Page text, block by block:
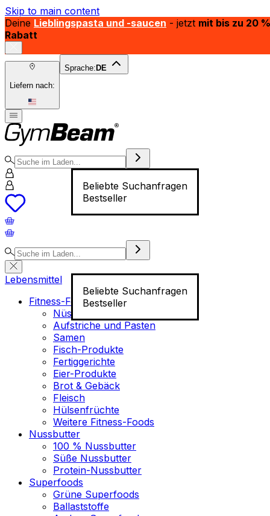
Skip to main content
Deine Lieblingspasta und -saucen - jetzt mit bis zu 20 %
Rabatt
Liefern nach:
Sprache: DE
Beliebte Suchanfragen
Bestseller
Beliebte Suchanfragen
Bestseller
Lebensmittel
Fitness-Food
Nüsse
Aufstriche und Pasten
Samen
Fisch-Produkte
Fertiggerichte
Eier-Produkte
Brot & Gebäck
Fleisch
Hülsenfrüchte
Weitere Fitness-Foods
Nussbutter
100 % Nussbutter
Süße Nussbutter
Protein-Nussbutter
Superfoods
Grüne Superfoods
Ballaststoffe